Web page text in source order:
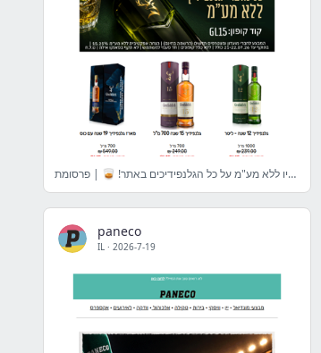
עצרו הכל! עכשיו ללא מע"מ על כל הגלנפידיכים באתר! 🥃 | פרסומת
paneco
IL · 2026-7-19